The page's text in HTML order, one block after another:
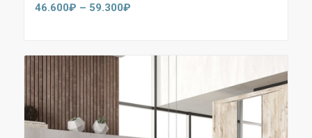
46.600₽ – 59.300₽Диапазон